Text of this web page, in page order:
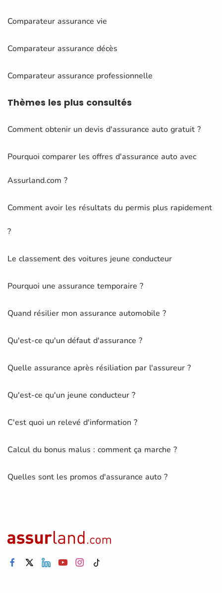
Comparateur assurance vie
Comparateur assurance décès
Comparateur assurance professionnelle
Thèmes les plus consultés
Comment obtenir un devis d'assurance auto gratuit ?
Pourquoi comparer les offres d'assurance auto avec
Assurland.com ?
Comment avoir les résultats du permis plus rapidement
?
Le classement des voitures jeune conducteur
Pourquoi une assurance temporaire ?
Quand résilier mon assurance automobile ?
Qu'est-ce qu'un défaut d'assurance ?
Quelle assurance après résiliation par l'assureur ?
Qu'est-ce qu'un jeune conducteur ?
C'est quoi un relevé d'information ?
Calcul du bonus malus : comment ça marche ?
Quelles sont les promos d'assurance auto ?